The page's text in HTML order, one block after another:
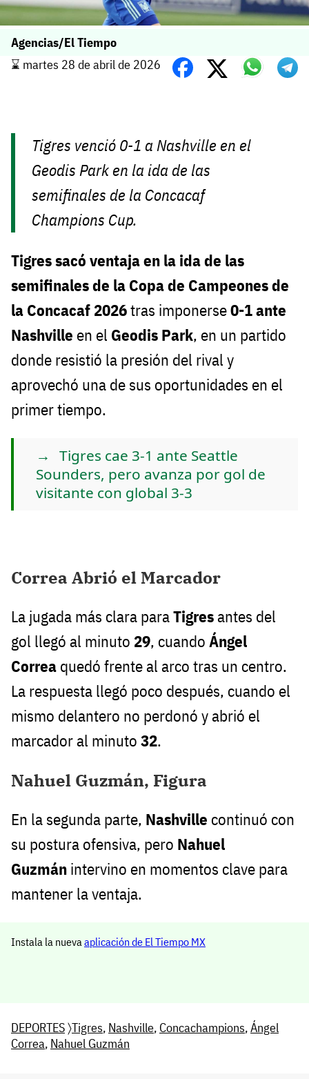
Agencias/El Tiempo
⌛️ martes 28 de abril de 2026
Tigres venció 0-1 a Nashville en el
Geodis Park en la ida de las
semifinales de la Concacaf
Champions Cup.
Tigres sacó ventaja en la ida de las
semifinales de la Copa de Campeones de
la Concacaf 2026tras imponerse0-1 ante
Nashville en el Geodis Park, en un partido
donde resistió la presión del rival y
aprovechó una de sus oportunidades en el
primer tiempo.
Tigres cae 3-1 ante Seattle
Sounders, pero avanza por gol de
visitante con global 3-3
Correa Abrió el Marcador
La jugada más clara paraTigres antes del
gol llegó al minuto 29, cuando Ángel
Correa quedó frente al arco tras un centro.
La respuesta llegó poco después, cuando el
mismo delantero no perdonó y abrió el
marcador al minuto 32.
Nahuel Guzmán, Figura
En la segunda parte, Nashville continuó con
su postura ofensiva, pero Nahuel
Guzmán intervino en momentos clave para
mantener la ventaja.
Instala la nueva aplicación de El Tiempo MX
DEPORTES〉Tigres, Nashville, Concachampions,Ángel
Correa, Nahuel Guzmán